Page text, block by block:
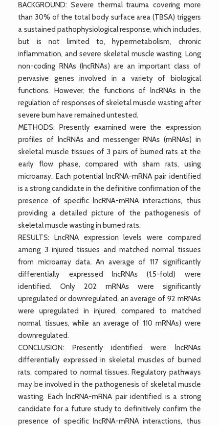
BACKGROUND: Severe thermal trauma covering more
than 30% of the total body surface area (TBSA) triggers
a sustained pathophysiological response, which includes,
but is not limited to, hypermetabolism, chronic
inflammation, and severe skeletal muscle wasting. Long
non-coding RNAs (lncRNAs) are an important class of
pervasive genes involved in a variety of biological
functions. However, the functions of lncRNAs in the
regulation of responses of skeletal muscle wasting after
severe burn have remained untested.
METHODS: Presently examined were the expression
profiles of lncRNAs and messenger RNAs (mRNAs) in
skeletal muscle tissues of 3 pairs of burned rats at the
early flow phase, compared with sham rats, using
microarray. Each potential lncRNA-mRNA pair identified
is a strong candidate in the definitive confirmation of the
presence of specific lncRNA-mRNA interactions, thus
providing a detailed picture of the pathogenesis of
skeletal muscle wasting in burned rats.
RESULTS: LncRNA expression levels were compared
among 3 injured tissues and matched normal tissues
from microarray data. An average of 117 significantly
differentially expressed lncRNAs (1.5-fold) were
identified. Only 202 mRNAs were significantly
upregulated or downregulated, an average of 92 mRNAs
were upregulated in injured, compared to matched
normal, tissues, while an average of 110 mRNAs) were
downregulated.
CONCLUSION: Presently identified were lncRNAs
differentially expressed in skeletal muscles of burned
rats, compared to normal tissues. Regulatory pathways
may be involved in the pathogenesis of skeletal muscle
wasting. Each lncRNA-mRNA pair identified is a strong
candidate for a future study to definitively confirm the
presence of specific lncRNA-mRNA interactions, thus